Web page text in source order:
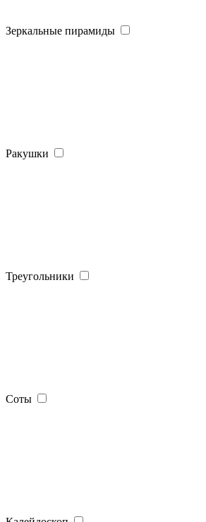
Зеркальные пирамиды
Ракушки
Треугольники
Соты